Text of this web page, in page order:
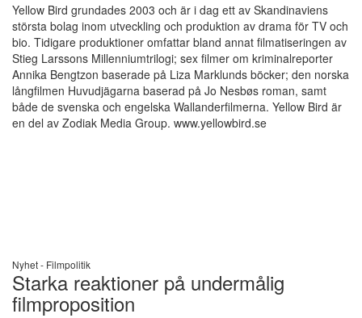
Yellow Bird grundades 2003 och är i dag ett av Skandinaviens
största bolag inom utveckling och produktion av drama för TV och
bio. Tidigare produktioner omfattar bland annat filmatiseringen av
Stieg Larssons Millenniumtrilogi; sex filmer om kriminalreporter
Annika Bengtzon baserade på Liza Marklunds böcker; den norska
långfilmen Huvudjägarna baserad på Jo Nesbøs roman, samt
både de svenska och engelska Wallanderfilmerna. Yellow Bird är
en del av Zodiak Media Group. www.yellowbird.se
Nyhet - Filmpolitik
Starka reaktioner på undermålig
filmproposition